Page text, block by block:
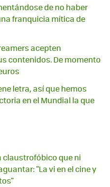
de no haber
franquicia mítica de
acepten
contenidos. De momento
letra, así que hemos
en el Mundial la que
claustrofóbico que ni
"La vi en el cine y